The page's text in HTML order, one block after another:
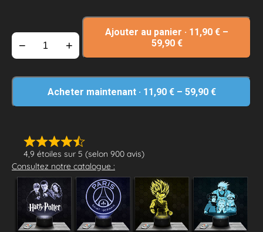
4,9 étoiles sur 5 (selon 900 avis)
Consultez notre catalogue :
− +
Ajouter au panier · 11,90 € –
59,90 €
Acheter maintenant · 11,90 €– 59,90 €